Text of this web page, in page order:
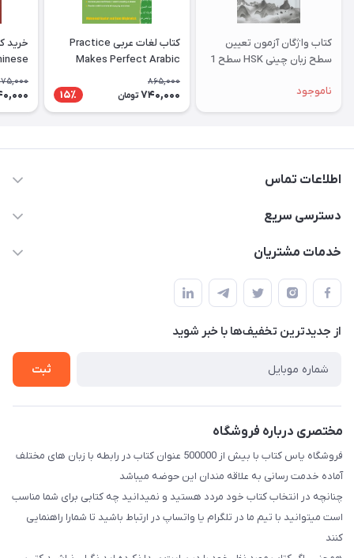
کتاب واژگان آزمون تعیین
سطح زبان چینی HSK سطح 1
ناموجود
کتاب لغات عربی Practice
Makes Perfect Arabic
Vocabulary With 145
Exercises عربیک وکبیولری
865,000
740,000 تومان 15٪
اطلاعات تماس
09371742423
طبقه بالای دنیای لبنیات (مراجعه حضوری فقط در صورت هماهنگی
قبلی با شماره ۰۹۳۷۱۷۴۲۴۲۳ امکان پذیر است)
دسترسی سریع
حساب کاربری
لیست محصولات
درباره ما
خدمات مشتریان
قوانین و مقررات
حریم خصوصی
راهنما
از جدید‌ترین تخفیف‌ها با‌ خبر شوید
ثبت
مختصری درباره فروشگاه
فروشگاه یاس کتاب با بیش از 500000 عنوان کتاب در رابطه با زبان های مختلف
آماده خدمت رسانی به علاقه مندان این حوضه میباشد
چنانچه در انتخاب کتاب خود مردد هستید و نمیدانید چه کتابی برای شما مناسب
است میتوانید با تیم ما در تلگرام یا واتساپ در ارتباط باشید تا شما‌را راهنمایی
کنند